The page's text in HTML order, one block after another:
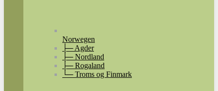
Norwegen
├─ Agder
├─ Nordland
├─ Rogaland
└─ Troms og Finmark